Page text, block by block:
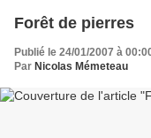
Forêt de pierres
Publié le 24/01/2007 à
Par Nicolas Mémeteau